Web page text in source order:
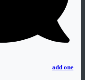
add one